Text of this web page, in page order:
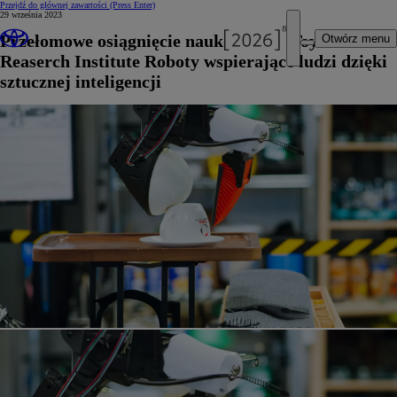
Przejdź do głównej zawartości (Press Enter)
Otwórz menu
29 września 2023
Przełomowe osiągnięcie naukowców z Toyota
Reaserch Institute Roboty wspierające ludzi dzięki
sztucznej inteligencji